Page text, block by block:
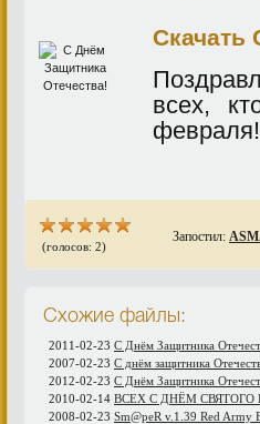
Скачать
всех,
(голосов: 2)
Запостил:
Схожие файлы:
2011-02-23 C Днём Защитника
2007-02-23 С днём защитника
2012-02-23 C Днём Защитника
2010-02-14 ВСЕХ С ДНЁМ СВЯТОГО
2008-02-23 Sm@peR v.1.39 Red Army